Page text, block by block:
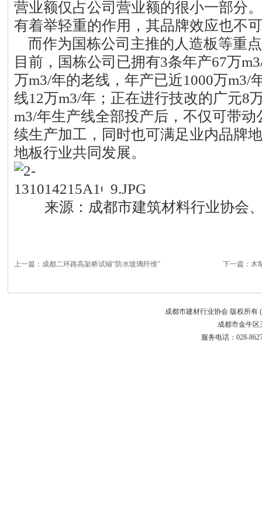
营业额仅占公司营业额的很小一部分
有着举轻重的作用，其品牌效应也不
而作为国栋公司主推的人造板等重
目前，国栋公司已拥有3条年产67万
万m3/年的老线，年产已近1000万m3/
线12万m3/年；正在进行技改的广元8
m3/年生产线全部投产后，不仅可带
续生产加工，同时也可满足业内品牌
地板行业共同发展。
来源：成都市建筑材料行业协会
上一篇： 成都二环路高架桥试铺“防水玻璃纤维” 下一篇： 木
成都市建材行业协会 版权所有
成都市金牛区
服务电话：028-